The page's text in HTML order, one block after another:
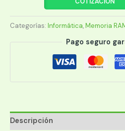
DDR4
ACER
Categorías: Informática,Memoria
Pago seguro
Descripción